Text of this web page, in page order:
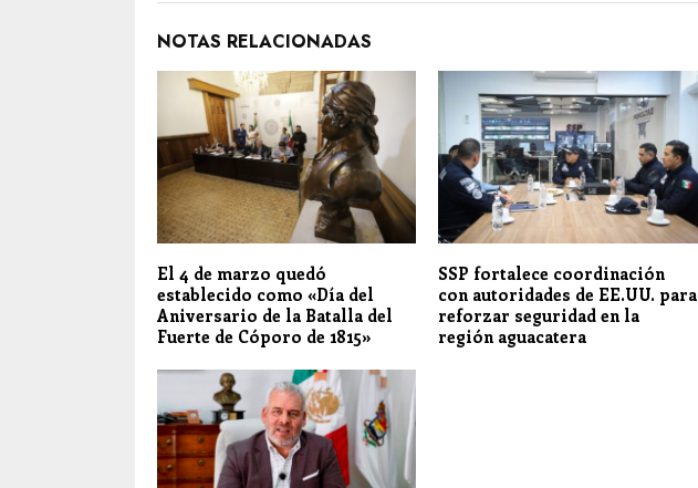
NOTAS RELACIONADAS
El 4 de marzo quedó
establecido como «Día del
Aniversario de la Batalla del
Fuerte de Cóporo de 1815»
SSP fortalece coordinación
con autoridades de EE.UU. para
reforzar seguridad en la
región aguacatera